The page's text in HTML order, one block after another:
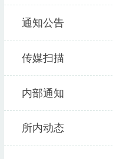
通知公告
传媒扫描
内部通知
所内动态